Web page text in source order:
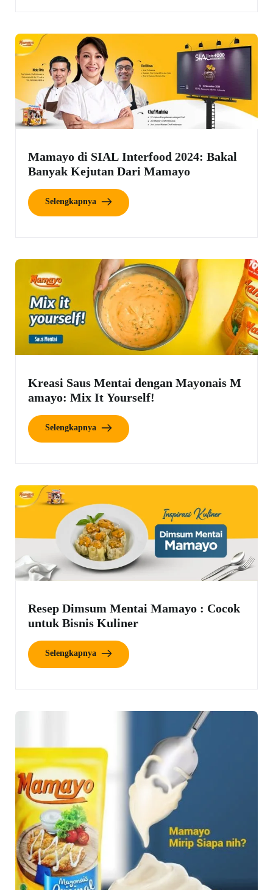
Mamayo di SIAL Interfood 2024: Bakal
Banyak Kejutan Dari Mamayo
Selengkapnya
Kreasi Saus Mentai dengan Mayonais M
amayo: Mix It Yourself!
Selengkapnya
Resep Dimsum Mentai Mamayo : Cocok
untuk Bisnis Kuliner
Selengkapnya